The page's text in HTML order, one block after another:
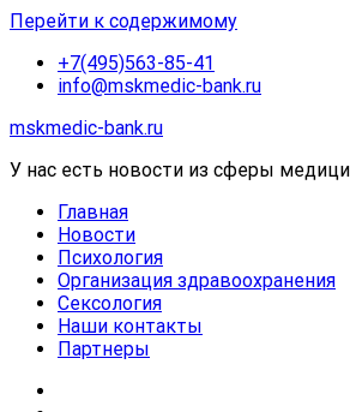
Перейти к содержимому
+7(495)563-85-41
info@mskmedic-bank.ru
mskmedic-bank.ru
У нас есть новости из сферы
Главная
Новости
Психология
Организация здравоохранения
Сексология
Наши контакты
Партнеры